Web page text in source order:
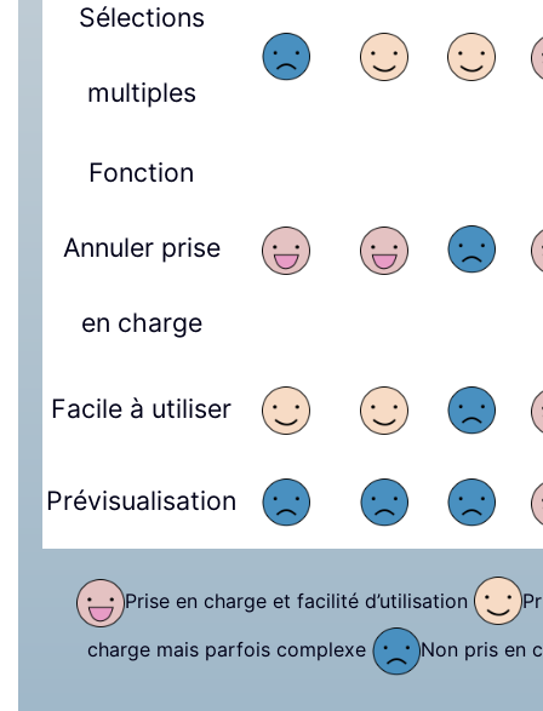
Sélections
multiples
Fonction
Annuler prise
en charge
Facile à utiliser
Prévisualisation
Prise en charge et facilité d’utilisation
charge mais parfois complexe
Non pris en